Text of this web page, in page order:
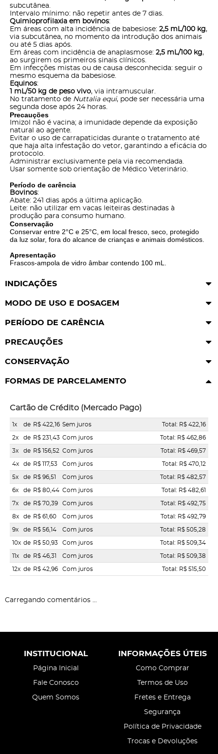
subcutânea.
Intervalo mínimo: não repetir antes de 7 dias.
Quimioprofilaxia em bovinos:
Em áreas com alta incidência de babesiose: 2,5 mL/100 kg,
via subcutânea, no momento da introdução dos animais
ou até 5 dias após.
Em áreas com incidência de anaplasmose: 2,5 mL/100 kg,
ao surgirem os primeiros sinais clínicos.
Em infecções mistas ou de causa desconhecida: seguir o
mesmo esquema da babesiose.
Equinos:
1 mL/50 kg de peso vivo, via intramuscular.
No tratamento de Nuttalia equi, pode ser necessária uma
segunda dose após 24 horas.
Precauções
Imizol não é vacina; a imunidade depende da exposição
natural ao agente.
Evitar o uso de carrapaticidas durante o tratamento até
que haja alta infestação do vetor, garantindo a eficácia do
protocolo.
Administrar exclusivamente pela via recomendada.
Usar somente sob orientação de Médico Veterinário.
Período de carência
Bovinos:
Abate: 241 dias após a última aplicação.
Leite: não utilizar em vacas leiteiras destinadas à
produção para consumo humano.
Conservação
Conservar entre 2°C e 25°C, em local fresco, seco, protegido
da luz solar, fora do alcance de crianças e animais domésticos.
Apresentação
Frascos-ampola de vidro âmbar contendo 100 mL.
INDICAÇÕES
MODO DE USO E DOSAGEM
PERÍODO DE CARÊNCIA
PRECAUÇÕES
CONSERVAÇÃO
FORMAS DE PARCELAMENTO
Cartão de Crédito (Mercado Pago)
1x de R$ 422,16 Sem juros Total: R$ 422,16
2x de R$ 231,43 Com juros Total: R$ 462,86
3x de R$ 156,52 Com juros Total: R$ 469,57
4x de R$ 117,53 Com juros Total: R$ 470,12
5x de R$ 96,51 Com juros Total: R$ 482,57
6x de R$ 80,44 Com juros Total: R$ 482,61
7x de R$ 70,39 Com juros Total: R$ 492,75
8x de R$ 61,60 Com juros Total: R$ 492,79
9x de R$ 56,14 Com juros Total: R$ 505,28
10x de R$ 50,93 Com juros Total: R$ 509,34
11x de R$ 46,31 Com juros Total: R$ 509,38
12x de R$ 42,96 Com juros Total: R$ 515,50
Carregando comentários ...
INSTITUCIONAL
Página Inicial
Fale Conosco
Quem Somos
INFORMAÇÕES ÚTEIS
Como Comprar
Termos de Uso
Fretes e Entrega
Segurança
Política de Privacidade
Trocas e Devoluções